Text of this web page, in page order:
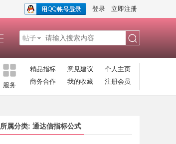
登录 立即注册
帖子
服务
精品指标 意见建议
个人主页
商务合作
我的收藏 注册会员
所属分类: 通达信指标公式